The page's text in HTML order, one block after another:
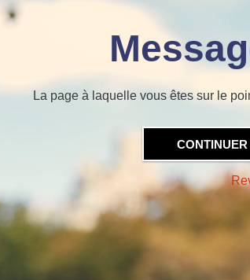
La page à laquelle vous êtes sur le